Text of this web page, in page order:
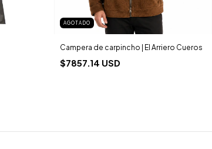
AGOTADO
Campera de carpincho | El Arriero Cueros
$7857.14 USD